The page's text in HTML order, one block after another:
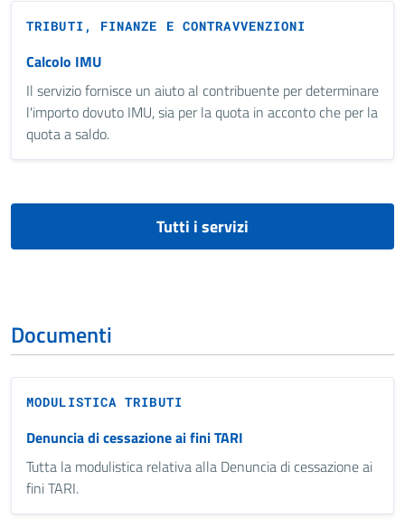
TRIBUTI, FINANZE E CONTRAVVENZIONI
Calcolo IMU
Il servizio fornisce un aiuto al contribuente per determinare
l'importo dovuto IMU, sia per la quota in acconto che per la
quota a saldo.
Tutti i servizi
Documenti
MODULISTICA TRIBUTI
Denuncia di cessazione ai fini TARI
Tutta la modulistica relativa alla Denuncia di cessazione ai
fini TARI.